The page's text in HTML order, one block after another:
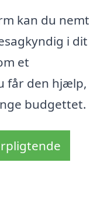
kan du nemt
i dit
et
får den hjælp,
budgettet.